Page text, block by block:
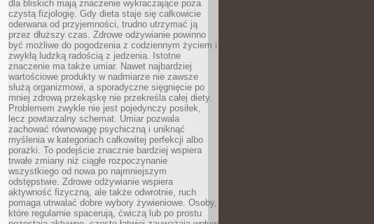
dla bliskich mają znaczenie wykraczające poza
czystą fizjologię. Gdy dieta staje się całkowicie
oderwana od przyjemności, trudno utrzymać ją
przez dłuższy czas. Zdrowe odżywianie powinno
być możliwe do pogodzenia z codziennym życiem i
zwykłą ludzką radością z jedzenia. Istotne
znaczenie ma także umiar. Nawet najbardziej
wartościowe produkty w nadmiarze nie zawsze
służą organizmowi, a sporadyczne sięgnięcie po
mniej zdrową przekąskę nie przekreśla całej diety.
Problemem zwykle nie jest pojedynczy posiłek,
lecz powtarzalny schemat. Umiar pozwala
zachować równowagę psychiczną i uniknąć
myślenia w kategoriach całkowitej perfekcji albo
porażki. To podejście znacznie bardziej wspiera
trwałe zmiany niż ciągłe rozpoczynanie
wszystkiego od nowa po najmniejszym
odstępstwie. Zdrowe odżywianie wspiera
aktywność fizyczną, ale także odwrotnie, ruch
pomaga utrwalać dobre wybory żywieniowe. Osoby,
które regularnie spacerują, ćwiczą lub po prostu